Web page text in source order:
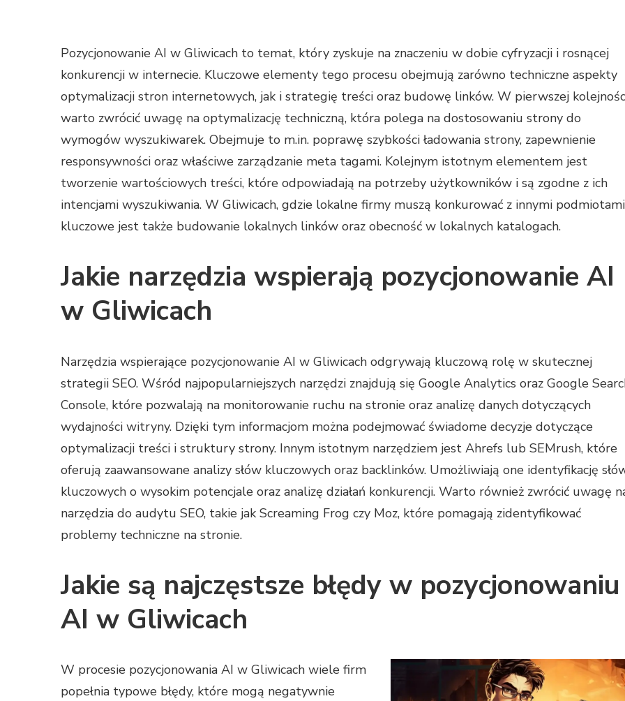
Pozycjonowanie AI w Gliwicach to temat, który zyskuje na znaczeniu w dobie cyfryzacji i rosnącej
konkurencji w internecie. Kluczowe elementy tego procesu obejmują zarówno techniczne aspekty
optymalizacji stron internetowych, jak i strategię treści oraz budowę linków. W pierwszej
warto zwrócić uwagę na optymalizację techniczną, która polega na dostosowaniu strony do
wymogów wyszukiwarek. Obejmuje to m.in. poprawę szybkości ładowania strony, zapewnienie
responsywności oraz właściwe zarządzanie meta tagami. Kolejnym istotnym elementem jest
tworzenie wartościowych treści, które odpowiadają na potrzeby użytkowników i są zgodne z ich
intencjami wyszukiwania. W Gliwicach, gdzie lokalne firmy muszą konkurować z innymi
kluczowe jest także budowanie lokalnych linków oraz obecność w lokalnych katalogach.
Jakie narzędzia wspierają pozycjonowanie AI
w Gliwicach
Narzędzia wspierające pozycjonowanie AI w Gliwicach odgrywają kluczową rolę w skutecznej
strategii SEO. Wśród najpopularniejszych narzędzi znajdują się Google Analytics oraz Google
Console, które pozwalają na monitorowanie ruchu na stronie oraz analizę danych dotyczących
wydajności witryny. Dzięki tym informacjom można podejmować świadome decyzje dotyczące
optymalizacji treści i struktury strony. Innym istotnym narzędziem jest Ahrefs lub SEMrush, które
oferują zaawansowane analizy słów kluczowych oraz backlinków. Umożliwiają one identyfikację
kluczowych o wysokim potencjale oraz analizę działań konkurencji. Warto również zwrócić uwagę
narzędzia do audytu SEO, takie jak Screaming Frog czy Moz, które pomagają zidentyfikować
problemy techniczne na stronie.
Jakie są najczęstsze błędy w pozycjonowaniu
AI w Gliwicach
W procesie pozycjonowania AI w Gliwicach wiele firm
popełnia typowe błędy, które mogą negatywnie